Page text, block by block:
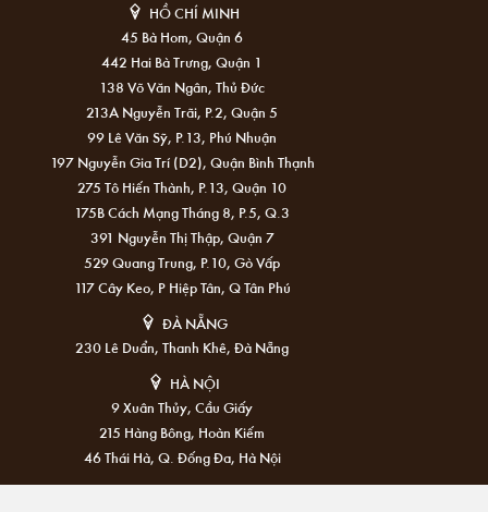
HỒ CHÍ MINH
45 Bà Hom, Quận 6
442 Hai Bà Trưng, Quận 1
138 Võ Văn Ngân, Thủ Đức
213A Nguyễn Trãi, P.2, Quận 5
99 Lê Văn Sỹ, P.13, Phú Nhuận
197 Nguyễn Gia Trí (D2), Quận Bình Thạnh
275 Tô Hiến Thành, P.13, Quận 10
175B Cách Mạng Tháng 8, P.5, Q.3
391 Nguyễn Thị Thập, Quận 7
529 Quang Trung, P.10, Gò Vấp
117 Cây Keo, P Hiệp Tân, Q Tân Phú
ĐÀ NẴNG
230 Lê Duẩn, Thanh Khê, Đà Nẵng
HÀ NỘI
9 Xuân Thủy, Cầu Giấy
215 Hàng Bông, Hoàn Kiếm
46 Thái Hà, Q. Đống Đa, Hà Nội